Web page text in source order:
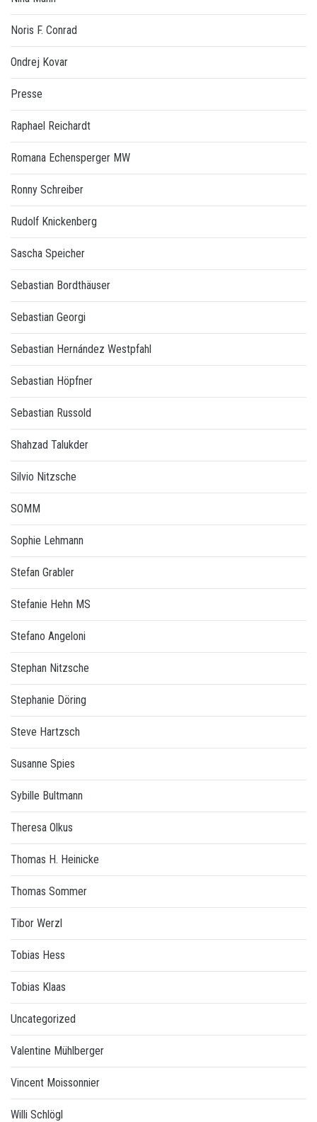
Noris F. Conrad
Ondrej Kovar
Presse
Raphael Reichardt
Romana Echensperger MW
Ronny Schreiber
Rudolf Knickenberg
Sascha Speicher
Sebastian Bordthäuser
Sebastian Georgi
Sebastian Hernández Westpfahl
Sebastian Höpfner
Sebastian Russold
Shahzad Talukder
Silvio Nitzsche
SOMM
Sophie Lehmann
Stefan Grabler
Stefanie Hehn MS
Stefano Angeloni
Stephan Nitzsche
Stephanie Döring
Steve Hartzsch
Susanne Spies
Sybille Bultmann
Theresa Olkus
Thomas H. Heinicke
Thomas Sommer
Tibor Werzl
Tobias Hess
Tobias Klaas
Uncategorized
Valentine Mühlberger
Vincent Moissonnier
Willi Schlögl